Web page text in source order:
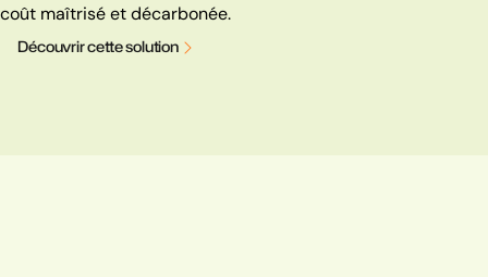
coût maîtrisé et décarbonée.
Découvrircettesolution